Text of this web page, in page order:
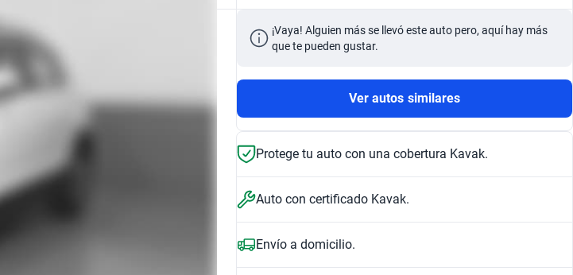
¡Vaya! Alguien más se llevó este auto pero, aquí hay más
que te pueden gustar.
Ver autos similares
Protege tu auto con una cobertura Kavak.
Auto con certificado Kavak.
Envío a domicilio.